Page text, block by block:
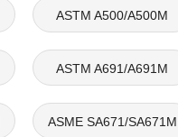
ASTM A500/A500M
ASTM A691/A691M
ASME SA671/SA671M